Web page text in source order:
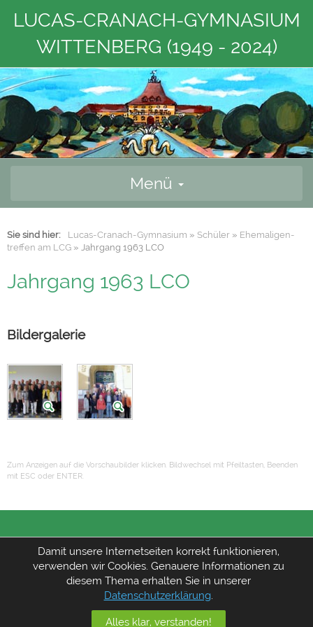
LUCAS-CRANACH-GYMNASIUM
WITTENBERG (1949 - 2024)
Menü
Sie sind hier: Lucas-Cranach-Gymnasium » Schüler » Ehe­ma­li­gen­
tref­fen am LCG » Jahrgang 1963 LCO
Jahrgang 1963 LCO
Bildergalerie
Zum Anzeigen auf die Vorschaubilder klicken. Bildwechsel mit Pfeiltasten, Beenden
mit ESC oder ENTER.
Datenschutz
Impressum
wittenberger-webdesigner.de
Damit unsere Internetseiten korrekt funktionieren,
verwenden wir Cookies. Genauere Informationen zu
diesem Thema erhalten Sie in unserer
Datenschutzerklärung.
Alles klar, verstanden!